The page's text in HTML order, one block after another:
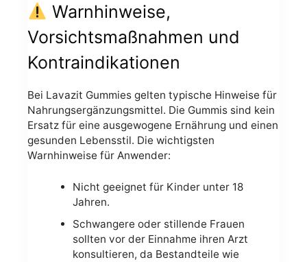
Warnhinweise,
Vorsichtsmaßnahmen und
Kontraindikationen
Bei Lavazit Gummies gelten typische Hinweise für
Nahrungsergänzungsmittel. Die Gummis sind kein
Ersatz für eine ausgewogene Ernährung und einen
gesunden Lebensstil. Die wichtigsten
Warnhinweise für Anwender:
Nicht geeignet für Kinder unter 18
Jahren.
Schwangere oder stillende Frauen
sollten vor der Einnahme ihren Arzt
konsultieren, da Bestandteile wie